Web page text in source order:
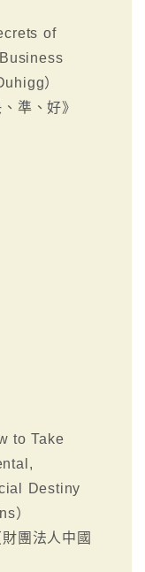
of
）
準、好》
to Take
Destiny
）
團法人中國